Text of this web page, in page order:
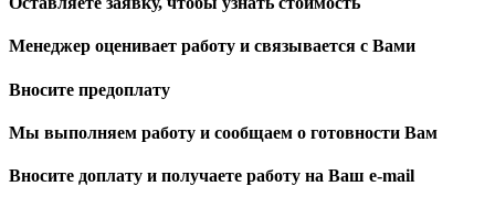
Менеджер оценивает работу и связывается с Вами
Вносите предоплату
Мы выполняем работу и сообщаем о готовности Вам
Вносите доплату и получаете работу на Ваш e-mail